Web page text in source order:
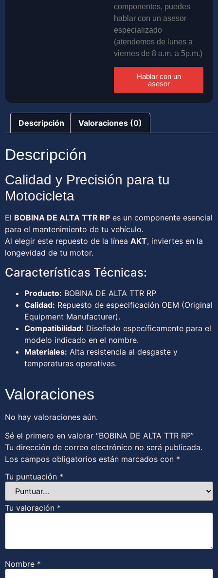
componentes, puedes
hablar con un asesor
especializado
(atendemos de lunes a
viernes de 8 a.m. a 5p.m.)
Hablar con un
asesor
Descripción Valoraciones (0)
Descripción
Calidad y Precisión para tu
Motocicleta
El BOBINA DE ALTA TTR RP es un componente esencial
para el mantenimiento de tu vehículo.
Al elegir este repuesto de la línea AKT, inviertes en la
longevidad de tu motor.
Características Técnicas:
Producto: BOBINA DE ALTA TTR RP
Calidad: Repuesto de especificación OEM (Original
Equipment Manufacturer).
Compatibilidad: Diseñado específicamente para el
modelo indicado en el nombre.
Materiales: Alta resistencia al desgaste y
temperaturas operativas.
Valoraciones
No hay valoraciones aún.
Sé el primero en valorar “BOBINA DE ALTA TTR RP”
Tu dirección de correo electrónico no será publicada.
Los campos obligatorios están marcados con *
Tu puntuación *
Tu valoración *
Nombre *